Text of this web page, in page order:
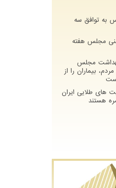
به توافق سه
مجلس هفته
مجلس
بیماران را از
های طلایی ایران
هستند